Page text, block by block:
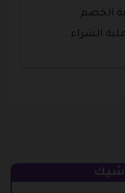
الخصم
الشراء .
شيك